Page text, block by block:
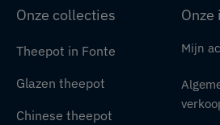
Onze collecties
Theepot in Fonte
Glazen theepot
Chinese theepot
Mijn